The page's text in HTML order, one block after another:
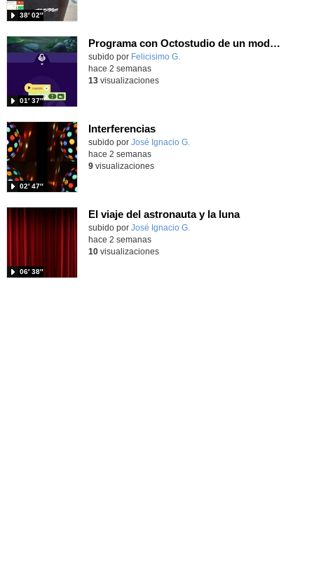
38′ 02″
Programa con Octostudio de un modo sencillo, offline y gratuito
Contenido educativo.
subido por Felicisimo G.
01′ 37″
hace 2 semanas
13visualizaciones
Interferencias
Contenido educativo.
subido por José Ignacio G.
02′ 47″
hace 2 semanas
9visualizaciones
El viaje del astronauta y la luna
Contenido educativo.
subido por José Ignacio G.
06′ 38″
hace 2 semanas
10visualizaciones